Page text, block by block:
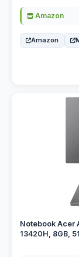
Amazon
Amazon
Notebook Acer
13420H, 8GB,